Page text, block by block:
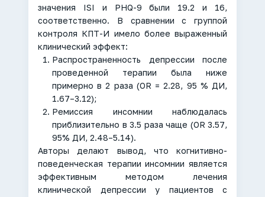
значения ISI и PHQ-9 были 19.2 и 16,
соответственно. В сравнении с группой
контроля КПТ-И имело более выраженный
клинический эффект:
Распространенность депрессии после
проведенной терапии была ниже
примерно в 2 раза (OR = 2.28, 95 % ДИ,
1.67–3.12);
Ремиссия инсомнии наблюдалась
приблизительно в 3.5 раза чаще (OR 3.57,
95% ДИ, 2.48–5.14).
Авторы делают вывод, что когнитивно-
поведенческая терапии инсомнии является
эффективным методом лечения
клинической депрессии у пациентов с